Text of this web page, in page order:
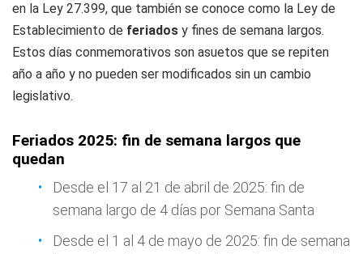
en la Ley 27.399, que también se conoce como la Ley de
Establecimiento de feriados y fines de semana largos.
Estos días conmemorativos son asuetos que se repiten
año a año y no pueden ser modificados sin un cambio
legislativo.
Feriados 2025: fin de semana largos que
quedan
Desde el 17 al 21 de abril de 2025: fin de
semana largo de 4 días por Semana Santa
Desde el 1 al 4 de mayo de 2025: fin de semana